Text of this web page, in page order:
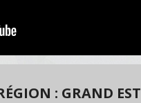
: GRAND EST